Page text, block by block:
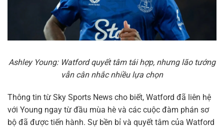
Ashley Young: Watford quyết tâm tái hợp, nhưng lão tướng
vẫn cân nhắc nhiều lựa chọn
Thông tin từ Sky Sports News cho biết, Watford đã liên hệ
với Young ngay từ đầu mùa hè và các cuộc đàm phán sơ
bộ đã được tiến hành. Sự bền bỉ và quyết tâm của Watford